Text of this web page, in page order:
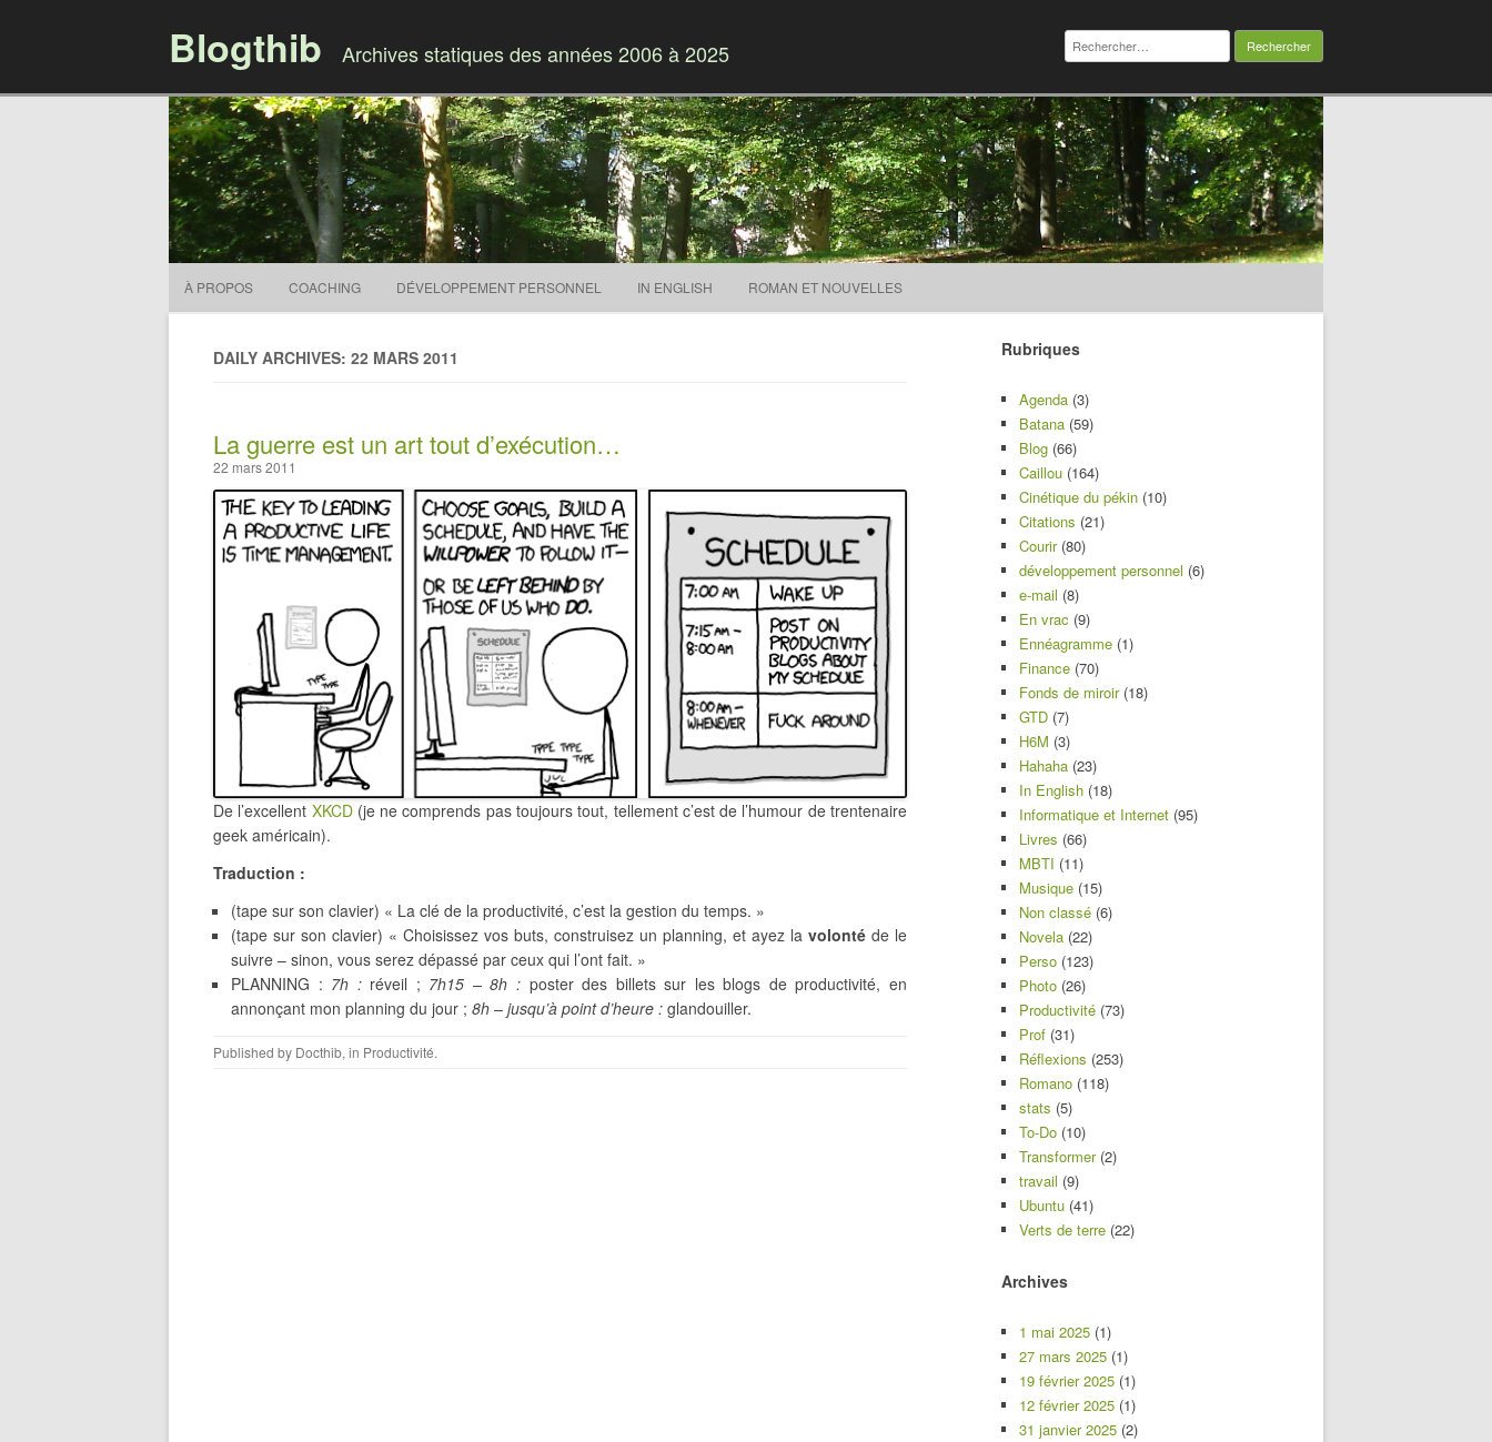
Blogthib Archives statiques des années 2006 à 2025
Rechercher :
À PROPOS COACHING DÉVELOPPEMENT PERSONNEL IN ENGLISH ROMAN ET NOUVELLES
DAILY ARCHIVES: 22 MARS 2011
La guerre est un art tout d’exécution…
22 mars 2011
De l’excellent XKCD(je ne comprends pas toujours tout, tellement c’est de l’humour de trentenaire
geek américain).
Traduction :
(tape sur son clavier) « La clé de la productivité, c’est la gestion du temps. »
(tape sur son clavier) « Choisissez vos buts, construisez un planning, et ayez la volonté de le
suivre – sinon, vous serez dépassé par ceux qui l’ont fait. »
PLANNING : 7h :réveil ; 7h15 – 8h : poster des billets sur les blogs de productivité, en
annonçant mon planning du jour ; 8h – jusqu’à point d’heure : glandouiller.
Published by Docthib, in Productivité.
Rubriques
Agenda (3)
Batana (59)
Blog (66)
Caillou (164)
Cinétique du pékin (10)
Citations (21)
Courir(80)
développement personnel (6)
e-mail (8)
En vrac (9)
Ennéagramme (1)
Finance (70)
Fonds de miroir(18)
GTD (7)
H6M (3)
Hahaha (23)
In English (18)
Informatique et Internet (95)
Livres (66)
MBTI (11)
Musique (15)
Non classé (6)
Novela (22)
Perso (123)
Photo (26)
Productivité (73)
Prof (31)
Réflexions (253)
Romano (118)
stats (5)
To-Do (10)
Transformer(2)
travail (9)
Ubuntu (41)
Verts de terre (22)
Archives
1 mai 2025 (1)
27 mars 2025 (1)
19 février 2025 (1)
12 février 2025 (1)
31 janvier 2025 (2)